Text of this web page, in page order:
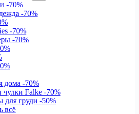
-70%
-70%
-70%
-70%
дома -70%
чулки Falke -70%
для груди -50%
всё